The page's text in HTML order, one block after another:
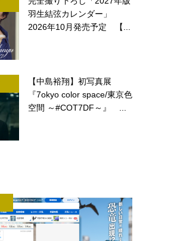
羽生結弦カレンダー」
2026年10月発売予定 【...
【中島裕翔】初写真展
『7okyo color space/東京色
空間 ～#COT7DF～』 ...